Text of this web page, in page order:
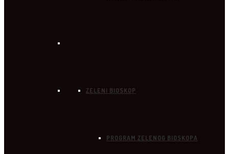
ZELENI BIOSKOP
PROGRAM ZELENOG BIOSKOPA